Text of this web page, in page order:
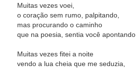
Muitas vezes voei,
o coração sem rumo, palpitando,
mas procurando o caminho
que na poesia, sentia você apontando
Muitas vezes fitei a noite
vendo a lua cheia que me seduzia,